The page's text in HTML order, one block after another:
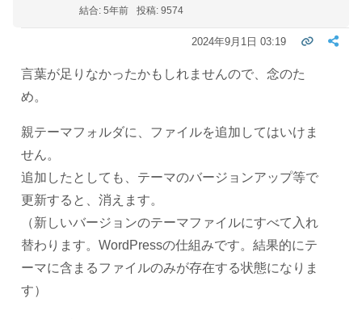
結合: 5年前 投稿: 9574
2024年9月1日 03:19
言葉が足りなかったかもしれませんので、念のた
め。
親テーマフォルダに、ファイルを追加してはいけま
せん。
追加したとしても、テーマのバージョンアップ等で
更新すると、消えます。
（新しいバージョンのテーマファイルにすべて入れ
替わります。WordPressの仕組みです。結果的にテ
ーマに含まるファイルのみが存在する状態になりま
す）